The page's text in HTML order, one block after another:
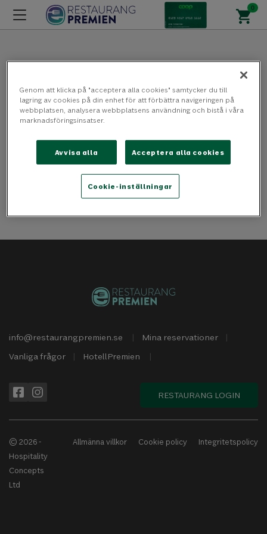
Oj då!
Ett fel uppstod när
din begäran skulle
bearbetas.
info@restaurangpremien.se
Mina reservationer
Vanliga frågor
HotellPremien
RESTAURANG LOGIN
© 2026 -
Hospitality
Concepts
Ltd
Allmänna villkor Cookie policy Integritetspolicy
Genom att klicka på "acceptera alla cookies" samtycker du till
lagring av cookies på din enhet för att förbättra navigeringen på
webbplatsen, analysera webbplatsens användning och bistå i våra
marknadsföringsinsatser.
Avvisa alla Acceptera alla cookies
Cookie-inställningar